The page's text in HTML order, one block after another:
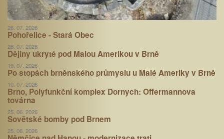
26. 07. 2026
Pohořelice - Stará Obec
26. 07. 2026
Dějiny ukryté pod Malou Amerikou v Brně
19. 07. 2026
Po stopách brněnského průmyslu u Malé Ameriky v Brně
10. 07. 2026
Brno, Polyfunkční komplex Dornych: Offermannova
továrna
25. 06. 2026
Sovětské bomby pod Brnem
25. 06. 2026